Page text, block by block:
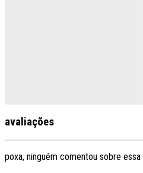
avaliações
poxa, ninguém comentou sobre essa